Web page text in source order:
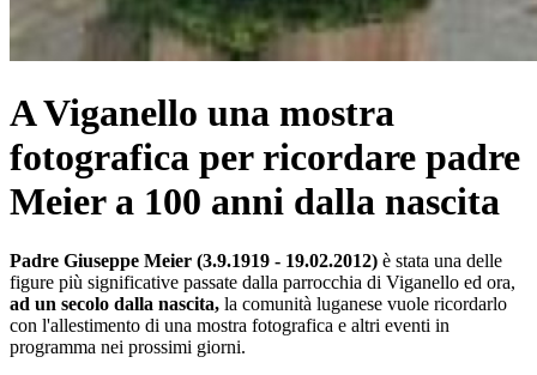
A Viganello una mostra
fotografica per ricordare padre
Meier a 100 anni dalla nascita
Padre Giuseppe Meier (3.9.1919 - 19.02.2012) è stata una delle
figure più significative passate dalla parrocchia di Viganello ed ora,
ad un secolo dalla nascita, la comunità luganese vuole ricordarlo
con l'allestimento di una mostra fotografica e altri eventi in
programma nei prossimi giorni.